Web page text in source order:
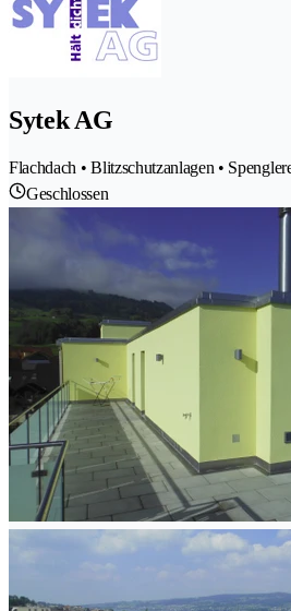
Sytek AG
Flachdach • Blitzschutzanlagen •
Geschlossen